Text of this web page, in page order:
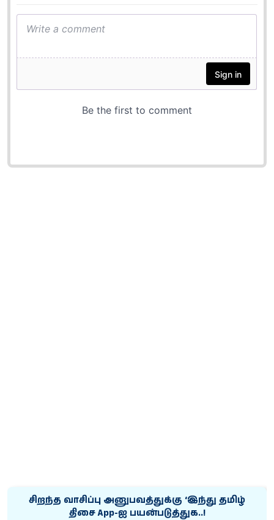
சிறந்த வாசிப்பு அனுபவத்துக்கு ‘இந்து தமிழ்
திசை App-ஐ பயன்படுத்துக..!